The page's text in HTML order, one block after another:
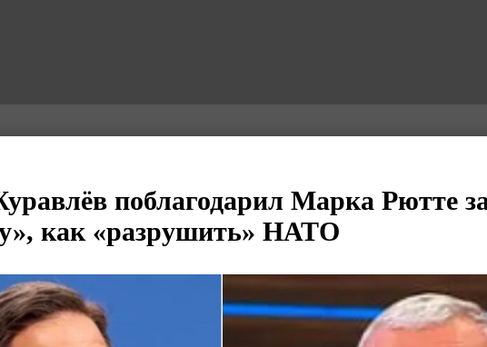
поблагодарил Марка Рютте
как «разрушить» НАТО